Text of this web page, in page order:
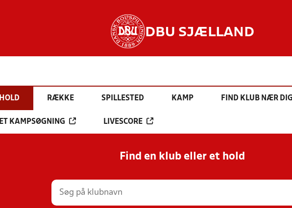
DBU SJÆLLAND
RÆKKE SPILLESTED KAMP FIND KLUB NÆR DIG
KAMPSØGNING LIVESCORE
Find en klub eller et hold